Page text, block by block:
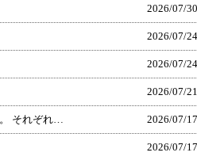
2026/07/
2026/07/
2026/07/
2026/07/
【さくら図書館】 夏休みの図書貸出が始まっています。 一人三冊まで借りることができます。 それぞれ自分の好みに合わせた本を選ぶことができて、うれしそうな笑顔がこぼれています。 本の紹介をするという課題に向けて、おすすめの部分を見つけたいと語る子もいました。 2026/07/
2026/07/